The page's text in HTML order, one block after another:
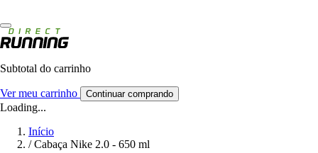
Subtotal do carrinho
Ver meu carrinho Continuar comprando
Loading...
Início
/ Cabaça Nike 2.0 - 650 ml